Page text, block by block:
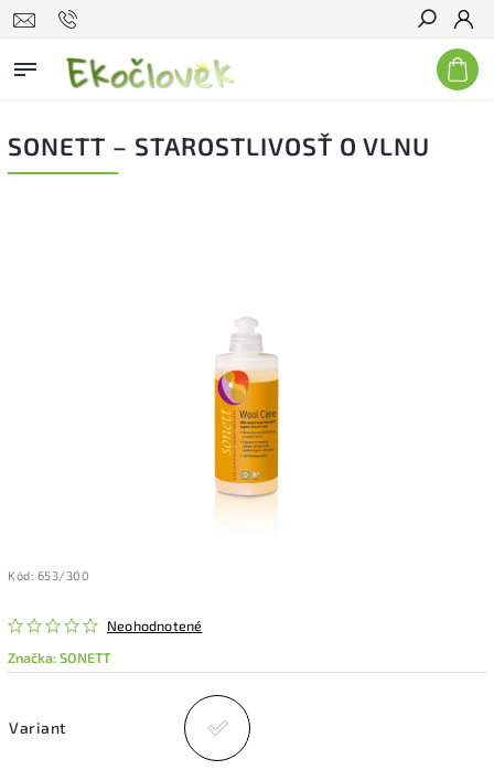
Hľadať
SONETT – STAROSTLIVOSŤ O VLNU
Kód: 653/300
Neohodnotené
Značka:SONETT
Variant